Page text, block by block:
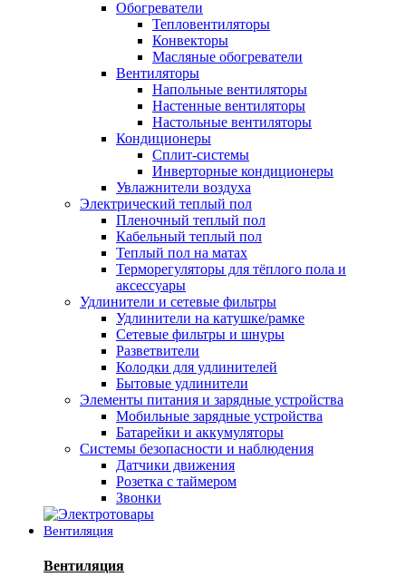
Обогреватели
Тепловентиляторы
Конвекторы
Масляные обогреватели
Вентиляторы
Напольные вентиляторы
Настенные вентиляторы
Настольные вентиляторы
Кондиционеры
Сплит-системы
Инверторные кондиционеры
Увлажнители воздуха
Электрический теплый пол
Пленочный теплый пол
Кабельный теплый пол
Теплый пол на матах
Терморегуляторы для тёплого пола и
аксессуары
Удлинители и сетевые фильтры
Удлинители на катушке/рамке
Сетевые фильтры и шнуры
Разветвители
Колодки для удлинителей
Бытовые удлинители
Элементы питания и зарядные устройства
Мобильные зарядные устройства
Батарейки и аккумуляторы
Системы безопасности и наблюдения
Датчики движения
Розетка с таймером
Звонки
Вентиляция
Вентиляция